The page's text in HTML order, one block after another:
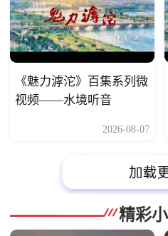
《魅力滹沱》百集系列微
视频——水境听音
2026-08-07
精彩